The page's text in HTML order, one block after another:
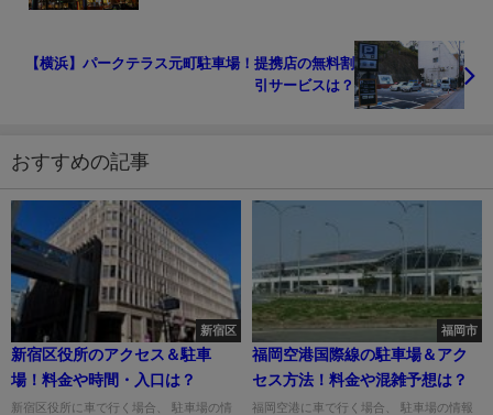
【横浜】パークテラス元町駐車場！提携店の無料割
引サービスは？
おすすめの記事
新宿区
新宿区役所のアクセス＆駐車
場！料金や時間・入口は？
新宿区役所に車で行く場合、 駐車場の情
福岡市
福岡空港国際線の駐車場＆アク
セス方法！料金や混雑予想は？
福岡空港に車で行く場合、 駐車場の情報